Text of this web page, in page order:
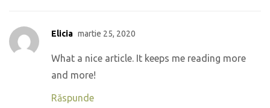
Elicia martie 25, 2020
What a nice article. It keeps me reading more
and more!
Răspunde